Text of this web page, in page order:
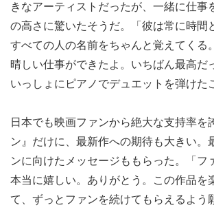
きなアーティストだったが、一緒に仕事
の高さに驚いたそうだ。「彼は常に時間
すべての人の名前をちゃんと覚えてくる
晴しい仕事ができたよ。いちばん最高だ
いっしょにピアノでデュエットを弾けた
日本でも映画ファンから絶大な支持率を
ン』だけに、最新作への期待も大きい。
ンに向けたメッセージももらった。「フ
本当に嬉しい。ありがとう。この作品を
て、ずっとファンを続けてもらえるよう